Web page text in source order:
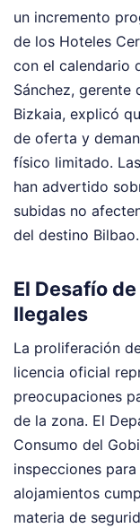
un incremento
de los Hoteles
con el calendario
Sánchez, gerente
Bizkaia, explicó
de oferta y
físico limitado.
han advertido
subidas no
del destino Bilbao.
El Desafío
Ilegales
La proliferación
licencia oficial
preocupaciones
de la zona. El
Consumo del
inspecciones
alojamientos
materia de